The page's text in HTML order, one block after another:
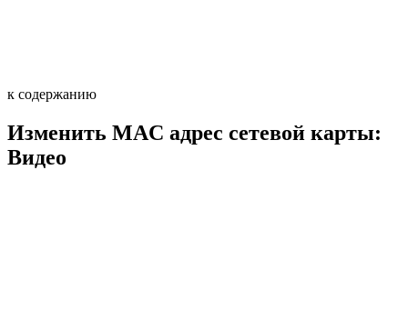
к содержанию
Изменить MAC адрес сетевой карты:
Видео